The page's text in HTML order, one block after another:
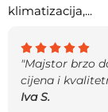
klimatizacija,...
"Majstor brzo
cijena i
Iva S.